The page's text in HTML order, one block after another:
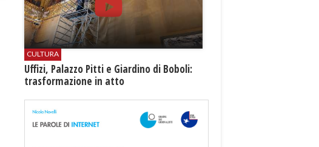
CULTURA
Uffizi, Palazzo Pitti e Giardino di Boboli:
trasformazione in atto